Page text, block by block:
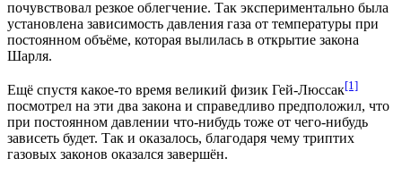
почувствовал резкое облегчение. Так экспериментально была
установлена зависимость давления газа от температуры при
постоянном объёме, которая вылилась в открытие закона
Шарля.
Ещё спустя какое-то время великий физик Гей-Люссак[1]
посмотрел на эти два закона и справедливо предположил, что
при постоянном давлении что-нибудь тоже от чего-нибудь
зависеть будет. Так и оказалось, благодаря чему триптих
газовых законов оказался завершён.